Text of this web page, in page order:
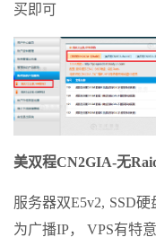
买即可
美双程CN2GIA-无
服务器双E5v2, SSD
为广播IP， VPS有特